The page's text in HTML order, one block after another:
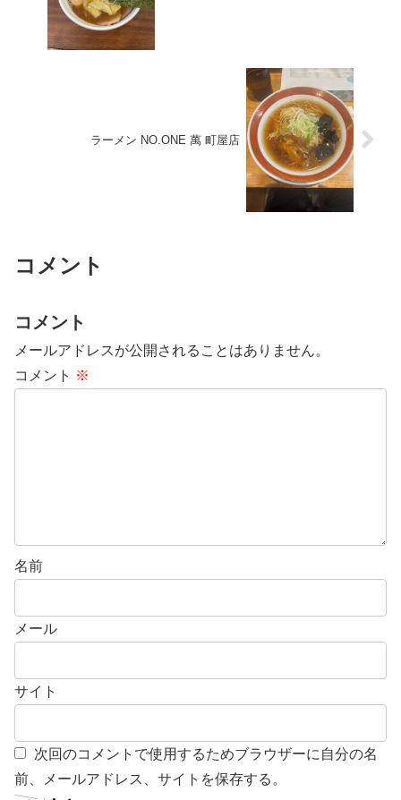
ラーメン NO.ONE 萬 町屋店
コメント
コメント
メールアドレスが公開されることはありません。
コメント ※
名前
メール
サイト
次回のコメントで使用するためブラウザーに自分の名
前、メールアドレス、サイトを保存する。